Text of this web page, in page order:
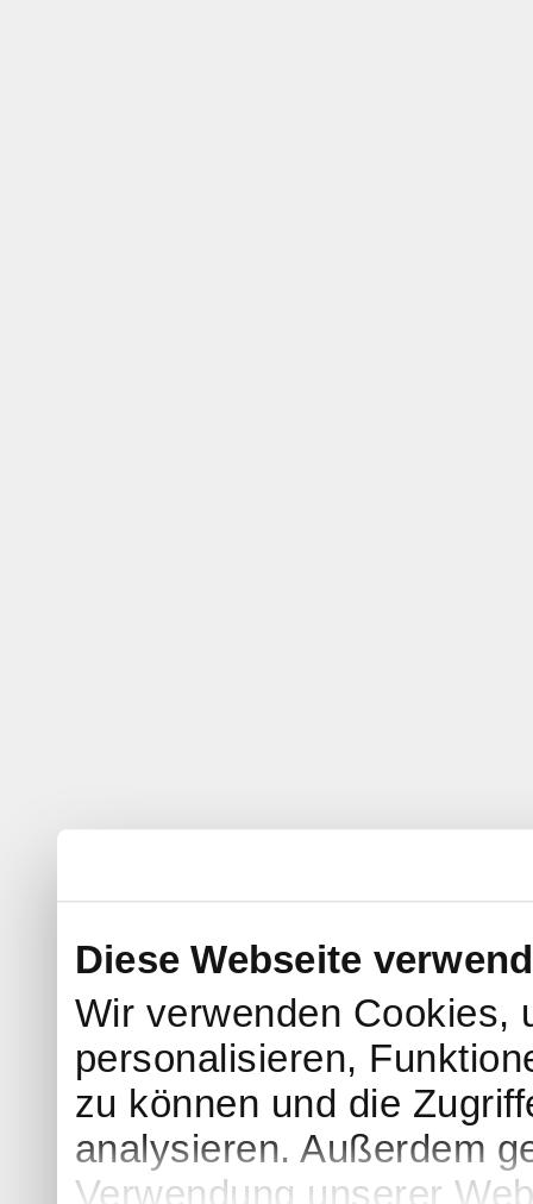
Diese Webseite
Wir verwenden Cookies,
personalisieren,
zu können und die
analysieren. Außerdem
Verwendung unserer